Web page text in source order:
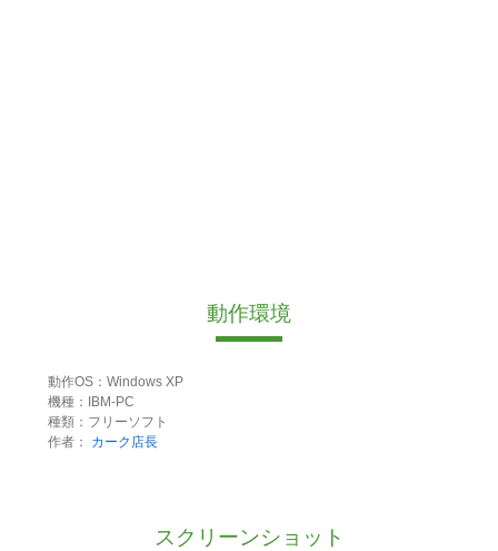
動作環境
動作OS：Windows XP
機種：IBM-PC
種類：フリーソフト
作者：
カーク店長
スクリーンショット